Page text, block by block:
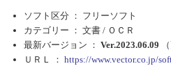
ソフト区分 ： フリーソフト
カテゴリー ： 文書 / ＯＣＲ
最新バージョン ： Ver.2023.06.09
ＵＲＬ ： https://www.vector.co.jp/